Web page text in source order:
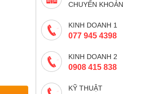
CHUYỂN KHOẢN
KINH DOANH 1
077 945 4398
KINH DOANH 2
0908 415 838
KỸ THUẬT